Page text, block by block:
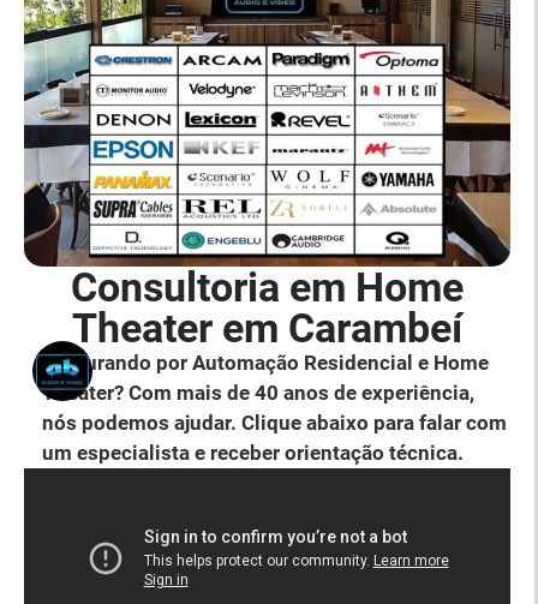
Consultoria em Home
Theater em Carambeí
Procurando por Automação Residencial e Home
Theater? Com mais de 40 anos de experiência,
nós podemos ajudar. Clique abaixo para falar com
um especialista e receber orientação técnica.